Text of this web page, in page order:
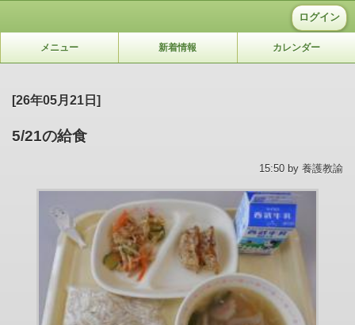
ログイン
メニュー 新着情報 カレンダー
[26年05月21日]
5/21の給食
15:50 by 養護教諭